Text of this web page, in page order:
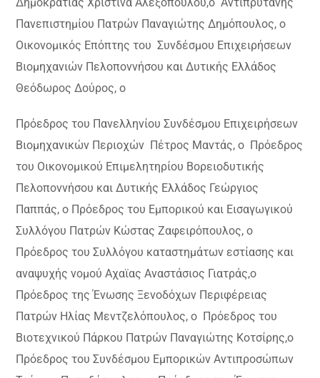
Πανεπιστημίου Πατρών Παναγιώτης Δημόπουλος, ο
Οικονομικός Επόπτης του Συνδέσμου Επιχειρήσεων
Βιομηχανιών Πελοποννήσου και Δυτικής Ελλάδος
Θεόδωρος Δούρος, ο
Πρόεδρος του Πανελληνίου Συνδέσμου Επιχειρήσεων
Βιομηχανικών Περιοχών Πέτρος Μαντάς, ο Πρόεδρος
του Οικονομικού Επιμελητηρίου Βορειοδυτικής
Πελοποννήσου και Δυτικής Ελλάδος Γεώργιος
Παππάς, ο Πρόεδρος του Εμπορικού και Εισαγωγικού
Συλλόγου Πατρών Κώστας Ζαφειρόπουλος, ο
Πρόεδρος του Συλλόγου καταστημάτων εστίασης και
αναψυχής νομού Αχαϊας Αναστάσιος Γιατράς,ο
Πρόεδρος της Ένωσης Ξενοδόχων Περιφέρειας
Πατρών Ηλίας Μεντζελόπουλος, ο Πρόεδρος του
Βιοτεχνικού Πάρκου Πατρών Παναγιώτης Κοτσίρης,ο
Πρόεδρος του Συνδέσμου Εμπορικών Αντιπροσώπων